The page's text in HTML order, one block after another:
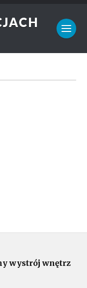
wystrój wnętrz